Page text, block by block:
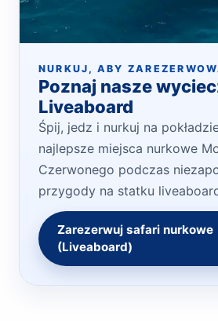
NURKUJ, ABY
Poznaj nasze
Liveaboard
Śpij, jedz i nurkuj na
najlepsze miejsca nurkowe
Czerwonego podczas
przygody na statku
Zarezerwuj safari nurkowe
(Liveaboard)